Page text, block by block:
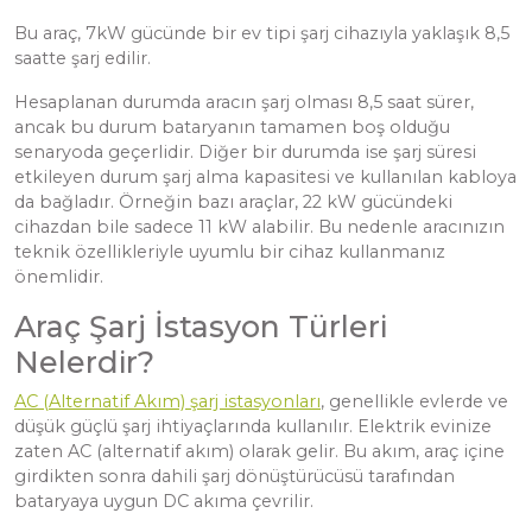
Bu araç, 7kW gücünde bir ev tipi şarj cihazıyla yaklaşık 8,5
saatte şarj edilir.
Hesaplanan durumda aracın şarj olması 8,5 saat sürer,
ancak bu durum bataryanın tamamen boş olduğu
senaryoda geçerlidir. Diğer bir durumda ise şarj süresi
etkileyen durum şarj alma kapasitesi ve kullanılan kabloya
da bağladır. Örneğin bazı araçlar, 22 kW gücündeki
cihazdan bile sadece 11 kW alabilir. Bu nedenle aracınızın
teknik özellikleriyle uyumlu bir cihaz kullanmanız
önemlidir.
Araç Şarj İstasyon Türleri
Nelerdir?
AC (Alternatif Akım) şarj istasyonları, genellikle evlerde ve
düşük güçlü şarj ihtiyaçlarında kullanılır. Elektrik evinize
zaten AC (alternatif akım) olarak gelir. Bu akım, araç içine
girdikten sonra dahili şarj dönüştürücüsü tarafından
bataryaya uygun DC akıma çevrilir.